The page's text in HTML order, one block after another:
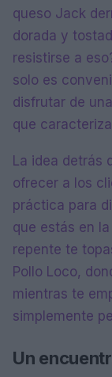
queso Jack
dorada y
resistirse a
solo es
disfrutar de
que
La idea detrás
ofrecer a los
práctica para
que estás en
repente te
Pollo Loco,
mientras te
simplemente
Un